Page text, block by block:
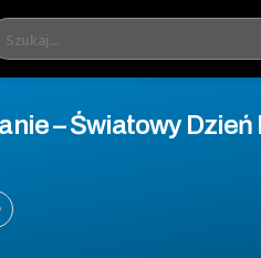
– Światowy Dzień